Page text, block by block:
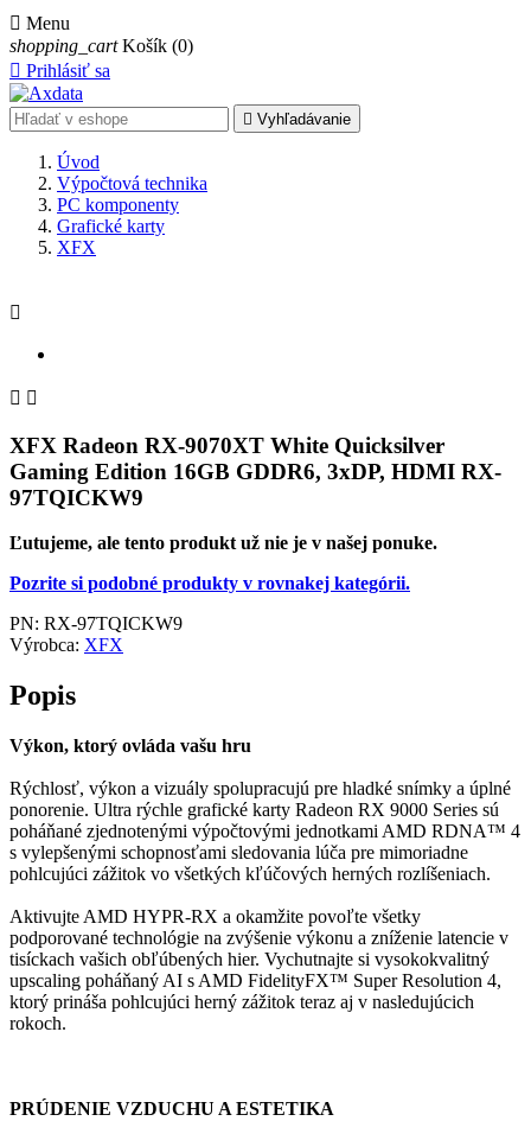
 Menu
shopping_cart Košík (0)
 Prihlásiť sa
 Vyhľadávanie
Úvod
Výpočtová technika
PC komponenty
Grafické karty
XFX

 
XFX Radeon RX-9070XT White Quicksilver
Gaming Edition 16GB GDDR6, 3xDP, HDMI RX-
97TQICKW9
Ľutujeme, ale tento produkt už nie je v našej ponuke.
Pozrite si podobné produkty v rovnakej kategórii.
PN: RX-97TQICKW9
Výrobca: XFX
Popis
Výkon, ktorý ovláda vašu hru
Rýchlosť, výkon a vizuály spolupracujú pre hladké snímky a úplné
ponorenie. Ultra rýchle grafické karty Radeon RX 9000 Series sú
poháňané zjednotenými výpočtovými jednotkami AMD RDNA™ 4
s vylepšenými schopnosťami sledovania lúča pre mimoriadne
pohlcujúci zážitok vo všetkých kľúčových herných rozlíšeniach.
Aktivujte AMD HYPR-RX a okamžite povoľte všetky
podporované technológie na zvýšenie výkonu a zníženie latencie v
tisíckach vašich obľúbených hier. Vychutnajte si vysokokvalitný
upscaling poháňaný AI s AMD FidelityFX™ Super Resolution 4,
ktorý prináša pohlcujúci herný zážitok teraz aj v nasledujúcich
rokoch.
PRÚDENIE VZDUCHU A ESTETIKA